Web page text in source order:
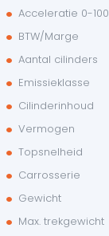
Acceleratie 0-100
BTW/Marge
Aantal cilinders
Emissieklasse
Cilinderinhoud
Vermogen
Topsnelheid
Carrosserie
Gewicht
Max. trekgewicht